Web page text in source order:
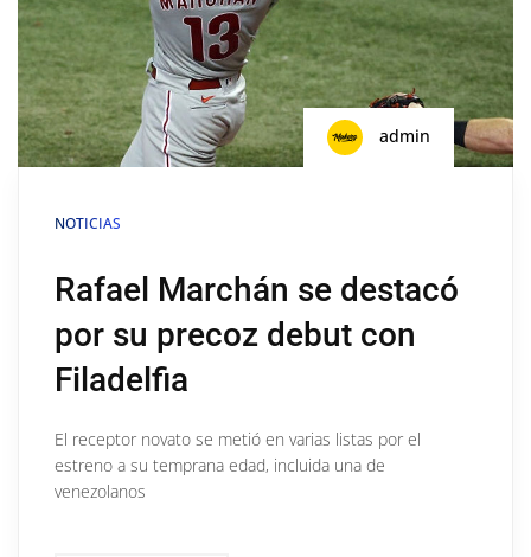
admin
NOTICIAS
Rafael Marchán se destacó
por su precoz debut con
Filadelfia
El receptor novato se metió en varias listas por el
estreno a su temprana edad, incluida una de
venezolanos